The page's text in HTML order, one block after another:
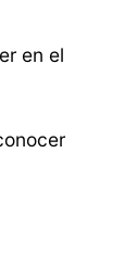
en el